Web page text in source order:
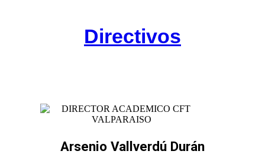
Directivos
Arsenio Vallverdú Durán